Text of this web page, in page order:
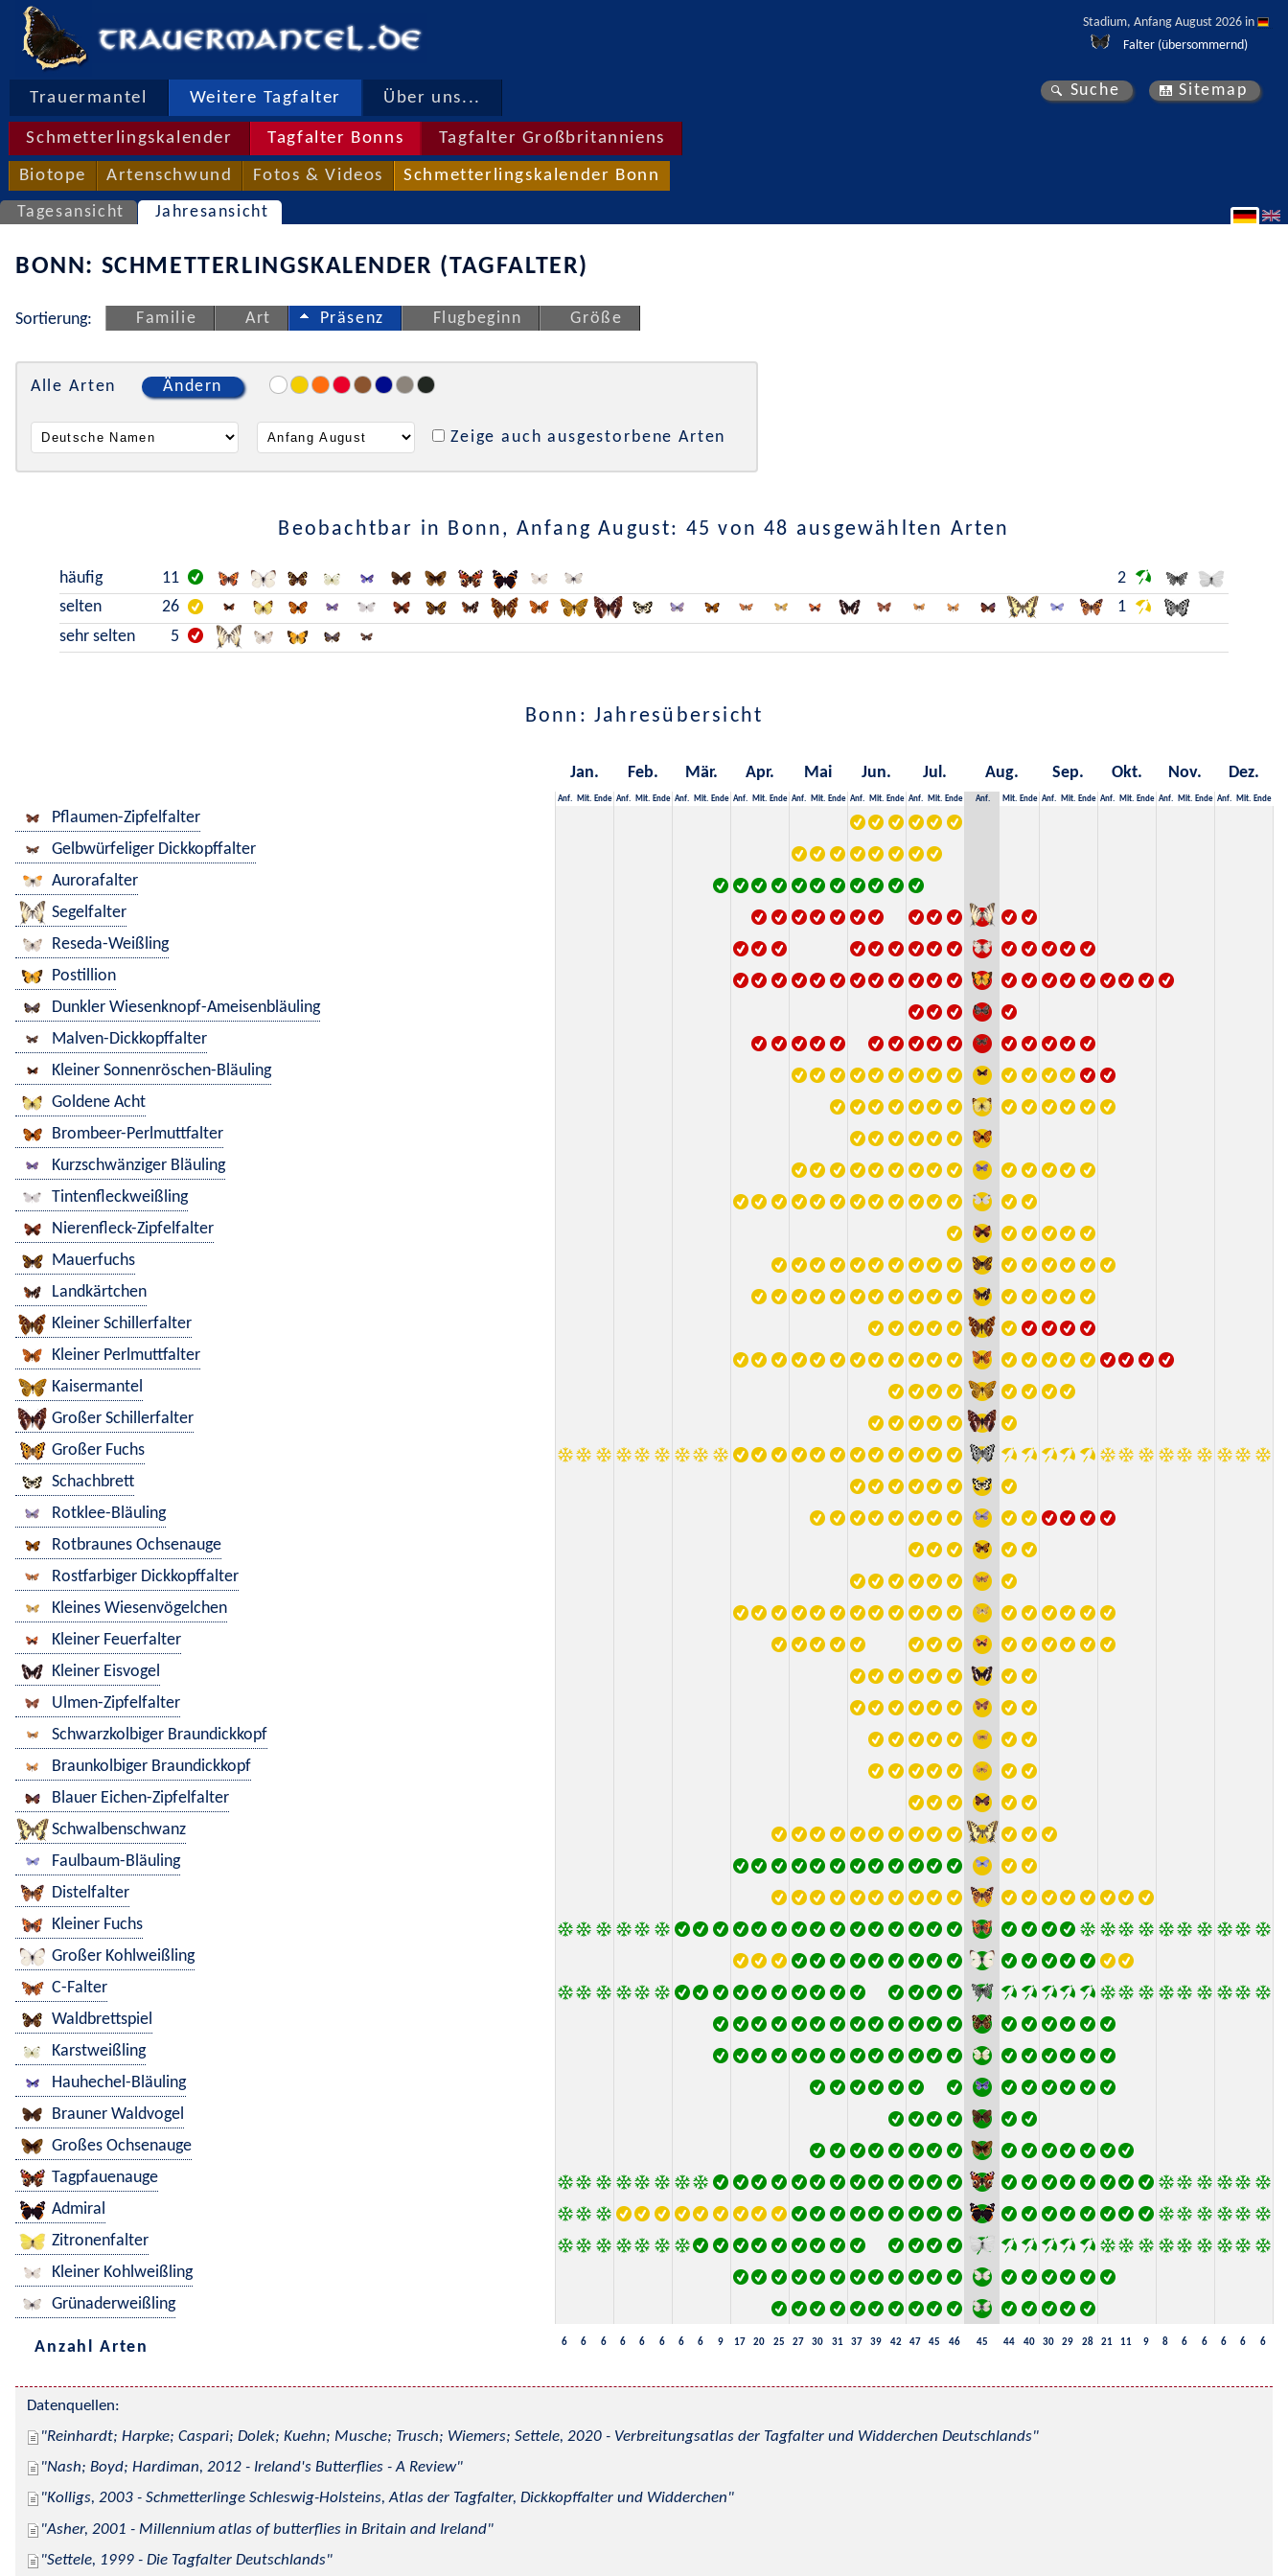
Stadium, Anfang August 2026 in
Falter (übersommernd)
Trauermantel Weitere Tagfalter Über uns...
Schmetterlingskalender Tagfalter Bonns Tagfalter Großbritanniens
Biotope Artenschwund Fotos & Videos Schmetterlingskalender Bonn
Suche Sitemap
Tagesansicht Jahresansicht
BONN: SCHMETTERLINGSKALENDER (TAGFALTER)
Sortierung: Familie Art Präsenz Flugbeginn Größe
Alle Arten Ändern
Zeige auch ausgestorbene Arten
Beobachtbar in Bonn, Anfang August: 45 von 48 ausgewählten Arten
häufig 11
2
selten
26
1
sehr selten
5
Bonn: Jahresübersicht
Jan. Feb. Mär. Apr. Mai Jun. Jul. Aug. Sep. Okt. Nov. Dez.
Anf. Mit. Ende Anf. Mit. Ende Anf. Mit. Ende Anf. Mit. Ende Anf. Mit. Ende Anf. Mit. Ende Anf. Mit. Ende Anf. Mit. Ende Anf. Mit. Ende Anf. Mit. Ende Anf. Mit. Ende Anf. Mit. Ende
Pflaumen-Zipfelfalter
Gelbwürfeliger Dickkopffalter
Aurorafalter
Segelfalter
Reseda-Weißling
Postillion
Dunkler Wiesenknopf-Ameisenbläuling
Malven-Dickkopffalter
Kleiner Sonnenröschen-Bläuling
Goldene Acht
Brombeer-Perlmuttfalter
Kurzschwänziger Bläuling
Tintenfleckweißling
Nierenfleck-Zipfelfalter
Mauerfuchs
Landkärtchen
Kleiner Schillerfalter
Kleiner Perlmuttfalter
Kaisermantel
Großer Schillerfalter
Großer Fuchs
Schachbrett
Rotklee-Bläuling
Rotbraunes Ochsenauge
Rostfarbiger Dickkopffalter
Kleines Wiesenvögelchen
Kleiner Feuerfalter
Kleiner Eisvogel
Ulmen-Zipfelfalter
Schwarzkolbiger Braundickkopf
Braunkolbiger Braundickkopf
Blauer Eichen-Zipfelfalter
Schwalbenschwanz
Faulbaum-Bläuling
Distelfalter
Kleiner Fuchs
Großer Kohlweißling
C-Falter
Waldbrettspiel
Karstweißling
Hauhechel-Bläuling
Brauner Waldvogel
Großes Ochsenauge
Tagpfauenauge
Admiral
Zitronenfalter
Kleiner Kohlweißling
Grünaderweißling
Anzahl Arten 6 6 6 6 6 6 6 6 9 17 20 25 27 30 31 37 39 42 47 45 46 45 44 40 30 29 28 21 11 9 8 6 6 6 6 6
Datenquellen:
Reinhardt; Harpke; Caspari; Dolek; Kuehn; Musche; Trusch; Wiemers; Settele, 2020 - Verbreitungsatlas der Tagfalter und Widderchen Deutschlands
Nash; Boyd; Hardiman, 2012 - Ireland's Butterflies - A Review
Kolligs, 2003 - Schmetterlinge Schleswig-Holsteins, Atlas der Tagfalter, Dickkopffalter und Widderchen
Asher, 2001 - Millennium atlas of butterflies in Britain and Ireland
Settele, 1999 - Die Tagfalter Deutschlands